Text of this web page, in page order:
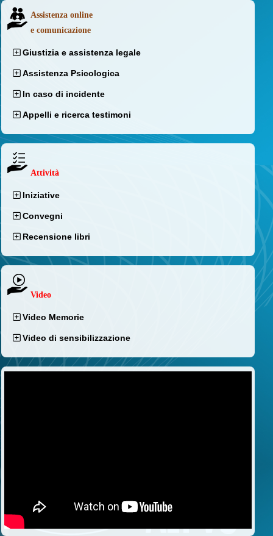
Assistenza online
e comunicazione
Giustizia e assistenza legale
Assistenza Psicologica
In caso di incidente
Appelli e ricerca testimoni
Attività
Iniziative
Convegni
Recensione libri
Video
Video Memorie
Video di sensibilizzazione